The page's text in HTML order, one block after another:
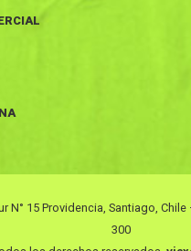
N° 15 Providencia, Santiago,
300